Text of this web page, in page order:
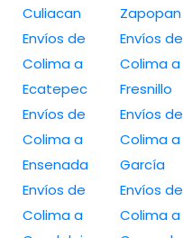
Culiacan
Envíos de
Colima a
Ecatepec
Envíos de
Colima a
Ensenada
Envíos de
Colima a
Zapopan
Envíos de
Colima a
Fresnillo
Envíos de
Colima a
García
Envíos de
Colima a